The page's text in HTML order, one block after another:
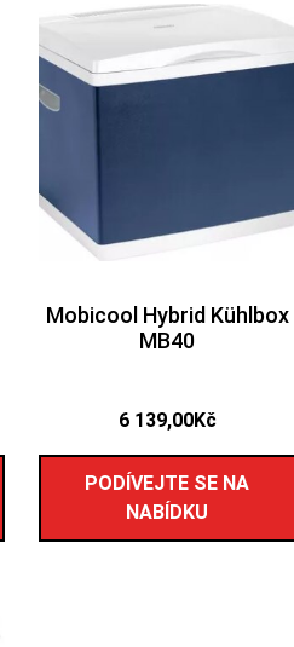
Mobicool Hybrid Kühlbox
MB40
6 139,00Kč
PODÍVEJTE SE NA
NABÍDKU